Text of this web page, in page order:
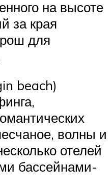
на высоте
за края
для
beach)
волны и
отелей
бассейнами-